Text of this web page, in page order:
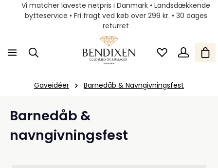
Vi matcher laveste netpris i Danmark • Landsdækkende
bytteservice • Fri fragt ved køb over 299 kr. • 30 dages
returret
Gaveidéer Barnedåb & Navngivningsfest
Barnedåb &
navngivningsfest